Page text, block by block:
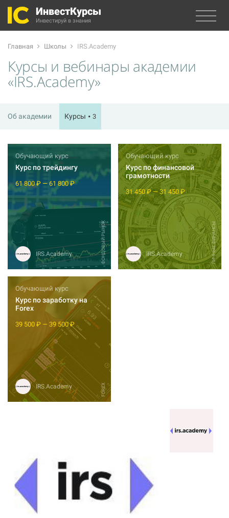
ИнвестКурсы
Инвестируй в знания
Главная Школы IRS.Academy
Курсы и вебинары академии
«IRS.Academy»
Об академии Курсы 3
ФОНДОВЫЙ РЫНОК
Обучающий курс
Курс по трейдингу
61 800 ₽ — 61 800 ₽
IRS.Academy ЛИЧНЫЕ ФИНАНСЫ
Обучающий курс
Курс по финансовой
грамотности
31 450 ₽ — 31 450 ₽
IRS.Academy
FOREX
Обучающий курс
Курс по заработку на
Forex
39 500 ₽ — 39 500 ₽
IRS.Academy